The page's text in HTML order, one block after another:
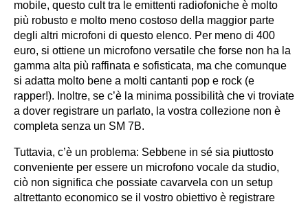
mobile, questo cult tra le emittenti radiofoniche è molto
più robusto e molto meno costoso della maggior parte
degli altri microfoni di questo elenco. Per meno di 400
euro, si ottiene un microfono versatile che forse non ha la
gamma alta più raffinata e sofisticata, ma che comunque
si adatta molto bene a molti cantanti pop e rock (e
rapper!). Inoltre, se c’è la minima possibilità che vi troviate
a dover registrare un parlato, la vostra collezione non è
completa senza un SM 7B.
Tuttavia, c’è un problema: Sebbene in sé sia piuttosto
conveniente per essere un microfono vocale da studio,
ciò non significa che possiate cavarvela con un setup
altrettanto economico se il vostro obiettivo è registrare